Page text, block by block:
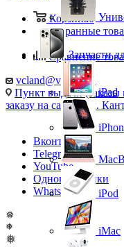
Корзина0
Избранные
Сравнение
vcland@vcland.ru
Пункт выдачи (заказы
заказу на сайте), ул.
Вконтакте
Telegram
YouTube
Одноклассники
WhatsApp
❅
❅
❅
Запчасти
iPad
iPod
iMac